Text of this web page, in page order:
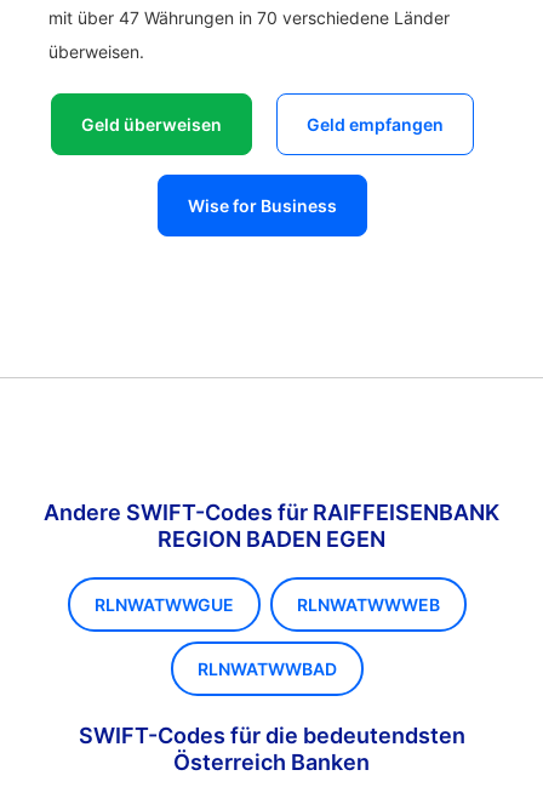
mit über 47 Währungen in 70 verschiedene Länder
überweisen.
Geld überweisen Geld empfangen
Wise for Business
Andere SWIFT-Codes für RAIFFEISENBANK
REGION BADEN EGEN
RLNWATWWGUE RLNWATWWWEB
RLNWATWWBAD
SWIFT-Codes für die bedeutendsten
Österreich Banken